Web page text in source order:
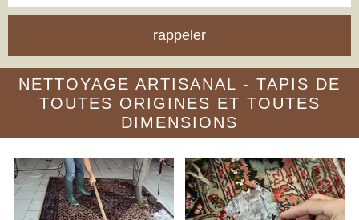
NETTOYAGE ARTISANAL - TAPIS DE
TOUTES ORIGINES ET TOUTES
DIMENSIONS